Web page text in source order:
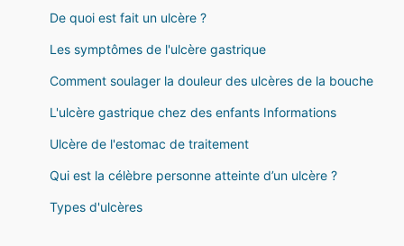
De quoi est fait un ulcère ?
Les symptômes de l'ulcère gastrique
Comment soulager la douleur des ulcères de la bouche
L'ulcère gastrique chez des enfants Informations
Ulcère de l'estomac de traitement
Qui est la célèbre personne atteinte d’un ulcère ?
Types d'ulcères